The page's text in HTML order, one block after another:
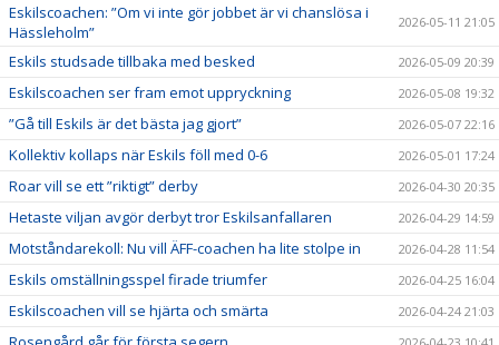
Eskilscoachen: ”Om vi inte gör jobbet är vi chanslösa i
Hässleholm”
2026-05-11 21:05
Eskils studsade tillbaka med besked 2026-05-09 20:39
Eskilscoachen ser fram emot uppryckning 2026-05-08 19:32
”Gå till Eskils är det bästa jag gjort” 2026-05-07 22:16
Kollektiv kollaps när Eskils föll med 0-6 2026-05-01 17:24
Roar vill se ett ”riktigt” derby 2026-04-30 20:35
Hetaste viljan avgör derbyt tror Eskilsanfallaren 2026-04-29 14:59
Motståndarekoll: Nu vill ÄFF-coachen ha lite stolpe in 2026-04-28 11:54
Eskils omställningsspel firade triumfer 2026-04-25 16:04
Eskilscoachen vill se hjärta och smärta 2026-04-24 21:03